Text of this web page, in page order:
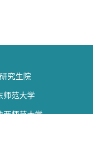
研究生院
师范大学
西师范大学